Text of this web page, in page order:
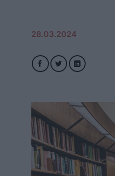
28.03.2024